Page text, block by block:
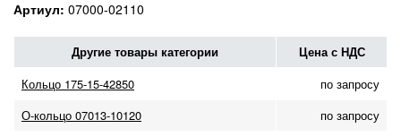
Артиул: 07000-02110
Другие товары категории Цена с НДС
Кольцо 175-15-42850
по запросу
О-кольцо 07013-10120
по запросу